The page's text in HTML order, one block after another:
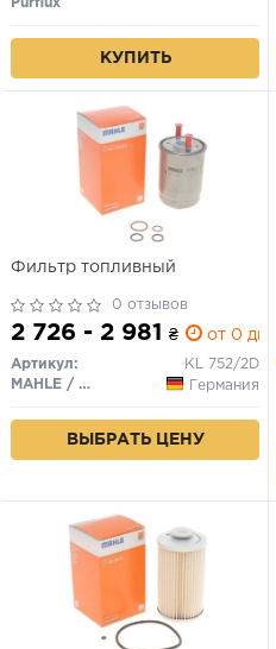
КУПИТЬ
Фильтр топливный
0 отзывов
2 726 - 2 981 ₴ от 0 дн.
Артикул:
KL 752/2D
MAHLE / KNECHT
Германия
ВЫБРАТЬ ЦЕНУ